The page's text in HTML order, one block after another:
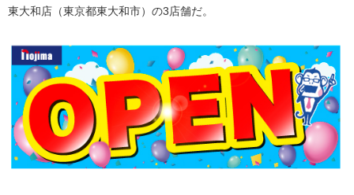
東大和店（東京都東大和市）の3店舗だ。